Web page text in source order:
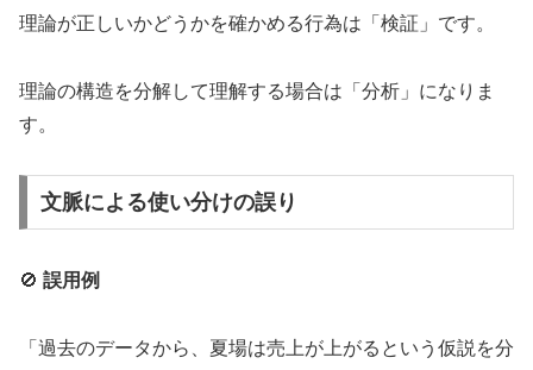
理論が正しいかどうかを確かめる行為は「検証」です。
理論の構造を分解して理解する場合は「分析」になりま
す。
文脈による使い分けの誤り
🚫 誤用例
「過去のデータから、夏場は売上が上がるという仮説を分